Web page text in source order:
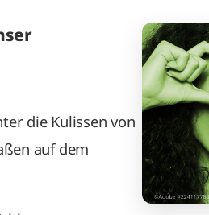
die Kulissen von
auf dem